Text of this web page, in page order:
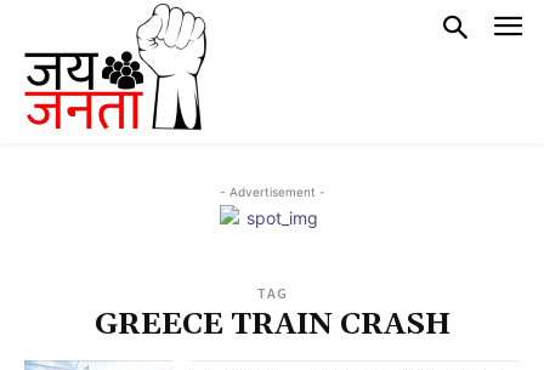
- Advertisement -
TAG
GREECE TRAIN CRASH